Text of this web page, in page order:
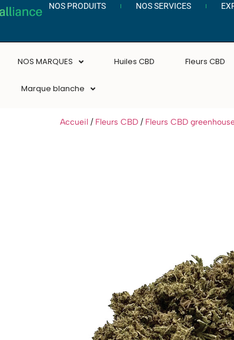
NOS PRODUITS NOS SERVICES
NOS MARQUES Huiles CBD Fleurs CBD
Marque blanche
Accueil / Fleurs CBD / Fleurs CBD